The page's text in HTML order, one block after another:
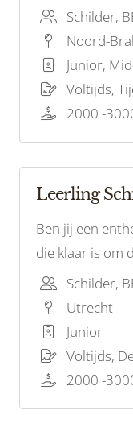
een passie
de drang om
leveren aan
zoek naar jou!
Noord-
Junior,
Voltijds,
2000 -
Ben jij een
die klaar is om
verkennen?
en de fijne
wij op zoek naar
Utrecht
Junior
Voltijds,
2000 -